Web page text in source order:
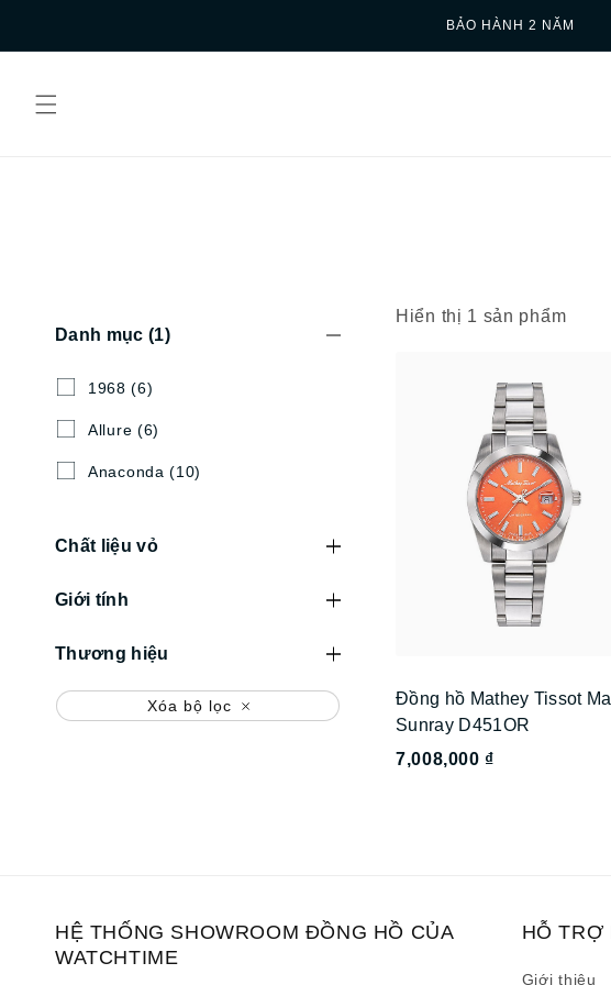
BẢO HÀNH 2 NĂM
Danh mục (1)
1968 (6)
Allure (6)
Anaconda (10)
Chất liệu vỏ
Giới tính
Thương hiệu
Xóa bộ lọc
Hiển thị 1 sản phẩm
Đồng hồ Mathey Tissot
Sunray D451OR
7,008,000 ₫
HỆ THỐNG SHOWROOM ĐỒNG HỒ CỦA
WATCHTIME
HỖ TRỢ
Giới thiệu